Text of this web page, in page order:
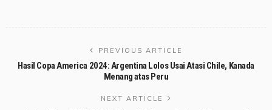
PREVIOUS ARTICLE
Hasil Copa America 2024: Argentina Lolos Usai Atasi Chile, Kanada
Menang atas Peru
NEXT ARTICLE